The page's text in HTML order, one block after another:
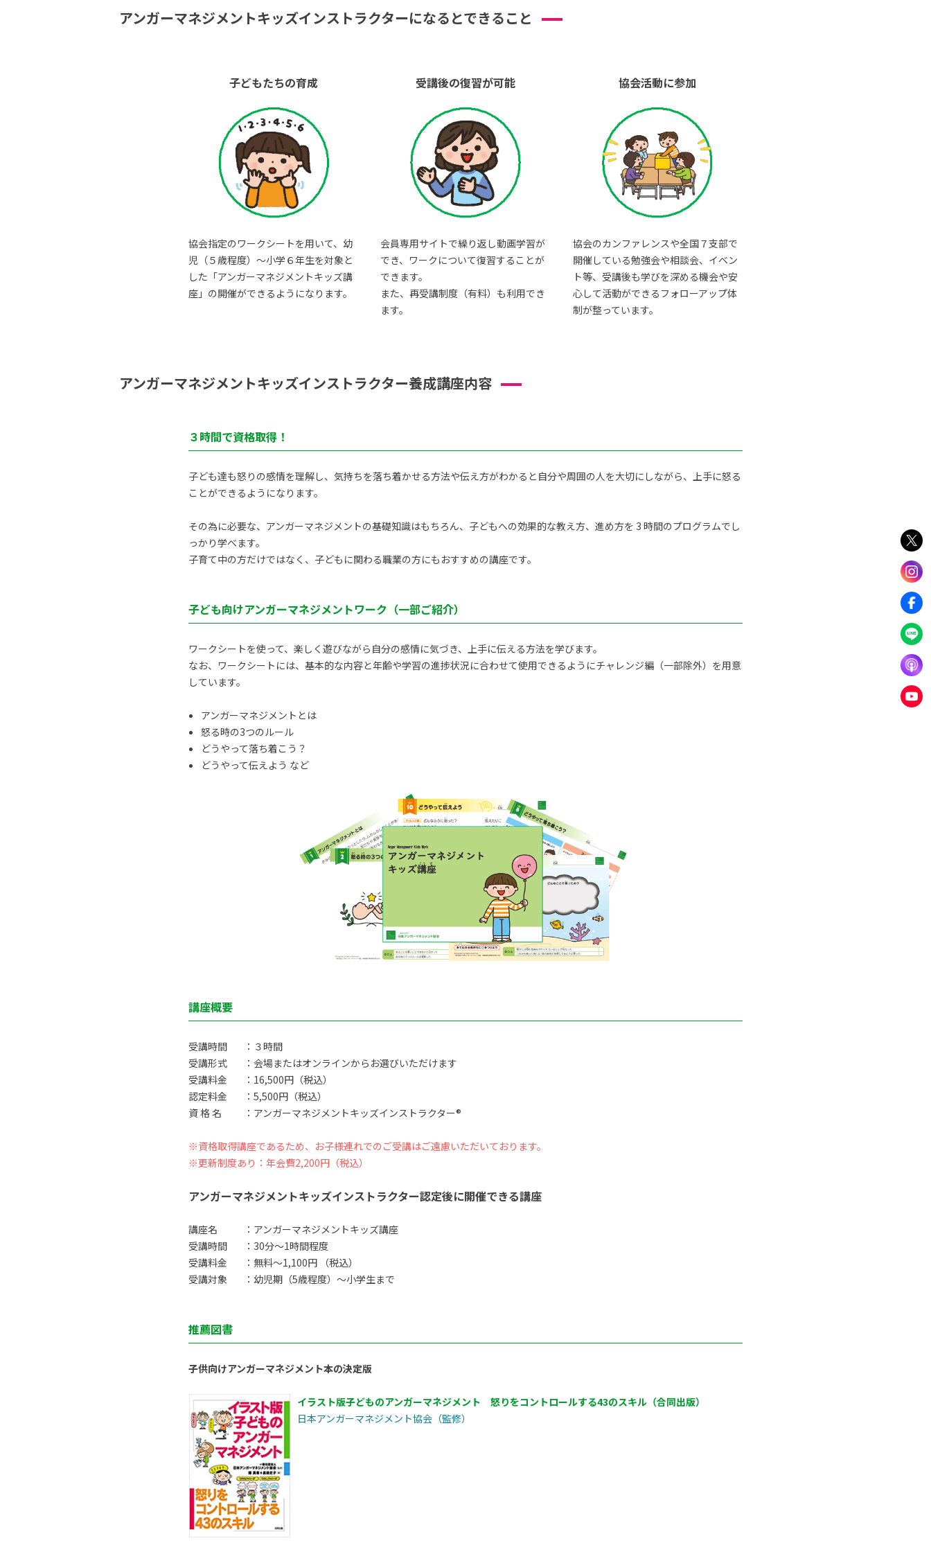
アンガーマネジメントキッズインストラクターになるとできること
子どもたちの育成
協会指定のワークシートを用いて、幼
児（５歳程度）～小学６年生を対象と
した「アンガーマネジメントキッズ講
座」の開催ができるようになります。
受講後の復習が可能
会員専用サイトで繰り返し動画学習が
でき、ワークについて復習することが
できます。
また、再受講制度（有料）も利用でき
ます。
協会活動に参加
協会のカンファレンスや全国７支部で
開催している勉強会や相談会、イベン
ト等、受講後も学びを深める機会や安
心して活動ができるフォローアップ体
制が整っています。
アンガーマネジメントキッズインストラクター養成講座内容
３時間で資格取得！
子ども達も怒りの感情を理解し、気持ちを落ち着かせる方法や伝え方がわかると自分や周囲の人を大切にしながら、上手に怒る
ことができるようになります。
その為に必要な、アンガーマネジメントの基礎知識はもちろん、子どもへの効果的な教え方、進め方を 3 時間のプログラムでし
っかり学べます。
子育て中の方だけではなく、子どもに関わる職業の方にもおすすめの講座です。
子ども向けアンガーマネジメントワーク（一部ご紹介）
ワークシートを使って、楽しく遊びながら自分の感情に気づき、上手に伝える方法を学びます。
なお、ワークシートには、基本的な内容と年齢や学習の進捗状況に合わせて使用できるようにチャレンジ編（一部除外）を用意
しています。
アンガーマネジメントとは
怒る時の3つのルール
どうやって落ち着こう？
どうやって伝えよう など
講座概要
受講時間
：３時間
受講形式
：会場またはオンラインからお選びいただけます
受講料金
：16,500円（税込）
認定料金
：5,500円（税込）
資 格 名
：アンガーマネジメントキッズインストラクター®
※資格取得講座であるため、お子様連れでのご受講はご遠慮いただいております。
※更新制度あり：年会費2,200円（税込）
アンガーマネジメントキッズインストラクター認定後に開催できる講座
講座名
：アンガーマネジメントキッズ講座
受講時間
：30分〜1時間程度
受講料金
：無料〜1,100円 （税込）
受講対象
：幼児期（5歳程度）〜小学生まで
推薦図書
子供向けアンガーマネジメント本の決定版
イラスト版子どものアンガーマネジメント 怒りをコントロールする43のスキル（合同出版）
日本アンガーマネジメント協会（監修）